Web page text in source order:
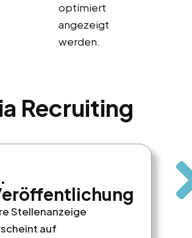
optimiert
angezeigt
werden.
Recruiting
Stellenanzeige
auf